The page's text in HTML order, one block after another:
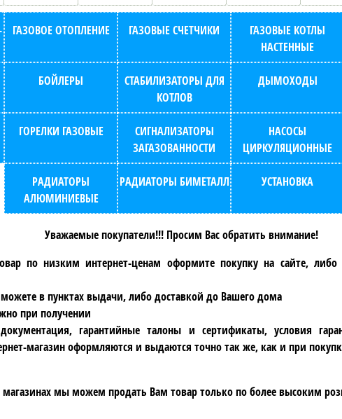
ГАЗОВОЕ ОТОПЛЕНИЕ ГАЗОВЫЕ СЧЕТЧИКИ
ГАЗОВЫЕ КОТЛЫ
НАСТЕННЫЕ
БОЙЛЕРЫ
СТАБИЛИЗАТОРЫ ДЛЯ
КОТЛОВ
ДЫМОХОДЫ
ГОРЕЛКИ ГАЗОВЫЕ
СИГНАЛИЗАТОРЫ
ЗАГАЗОВАННОСТИ
НАСОСЫ
ЦИРКУЛЯЦИОННЫЕ
РАДИАТОРЫ
АЛЮМИНИЕВЫЕ
РАДИАТОРЫ БИМЕТАЛЛ УСТАНОВКА
Уважаемые покупатели!!! Просим Вас обратить внимание!
по низким интернет-ценам оформите покупку на сайте,
в пунктах выдачи, либо доставкой до Вашего дома
при получении
гарантийные талоны и сертификаты, условия
магазин оформляются и выдаются точно так же, как и при
магазинах мы можем продать Вам товар только по более высоким